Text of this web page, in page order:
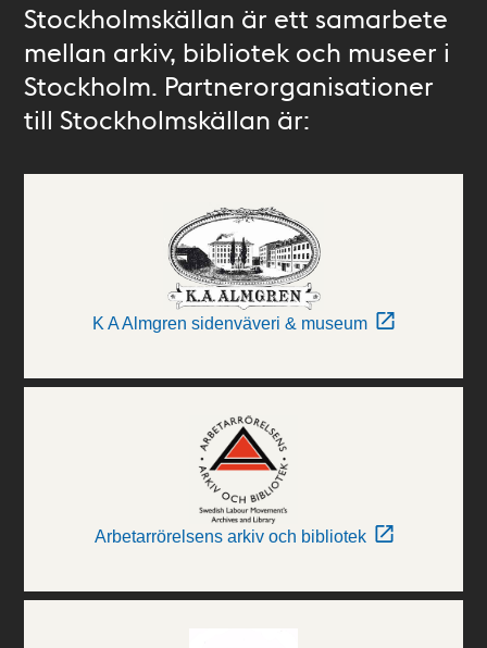
Stockholmskällan är ett samarbete
mellan arkiv, bibliotek och museer i
Stockholm. Partnerorganisationer
till Stockholmskällan är:
K A Almgren sidenväveri & museum
Arbetarrörelsens arkiv och bibliotek